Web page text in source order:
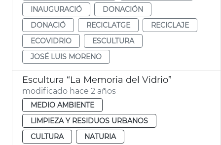
INAUGURACIÓ
DONACIÓN
DONACIÓ
RECICLATGE
RECICLAJE
ECOVIDRIO
ESCULTURA
JOSÉ LUIS MORENO
Escultura “La Memoria del Vidrio”
modificado hace 2 años
MEDIO AMBIENTE
LIMPIEZA Y RESIDUOS URBANOS
CULTURA
NATURIA